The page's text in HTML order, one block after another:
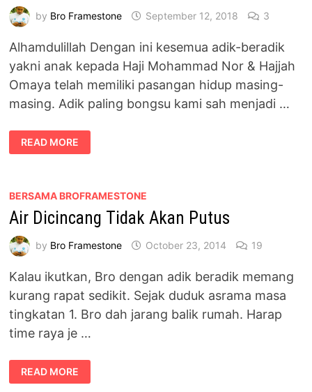
by Bro Framestone September 12, 2018 3
Alhamdulillah Dengan ini kesemua adik-beradik
yakni anak kepada Haji Mohammad Nor & Hajjah
Omaya telah memiliki pasangan hidup masing-
masing. Adik paling bongsu kami sah menjadi …
ADIK
BONGSU
AKHIRNYA
READ MORE
BERSAMA BROFRAMESTONE
Air Dicincang Tidak Akan Putus
by Bro Framestone October 23, 2014 19
Kalau ikutkan, Bro dengan adik beradik memang
kurang rapat sedikit. Sejak duduk asrama masa
tingkatan 1. Bro dah jarang balik rumah. Harap
time raya je …
AIR
DICINCANG
TIDAK
READ MORE